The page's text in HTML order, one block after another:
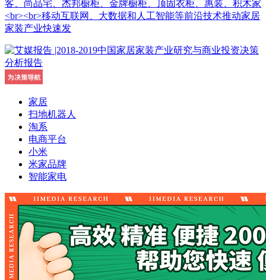
客、尚品宅、杰邦橱柜、金牌橱柜、顶固衣柜、惠装、积木家
<br><br>移动互联网、大数据和人工智能等前沿技术推动家居
家装产业快速发
家居
扫地机器人
淘系
电商平台
小米
米家品牌
智能家电